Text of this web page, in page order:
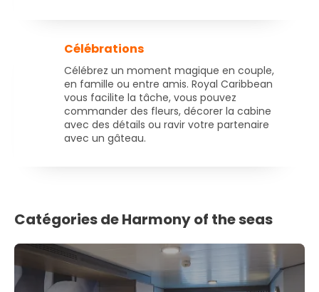
Célébrations
Célébrez un moment magique en couple,
en famille ou entre amis. Royal Caribbean
vous facilite la tâche, vous pouvez
commander des fleurs, décorer la cabine
avec des détails ou ravir votre partenaire
avec un gâteau.
Catégories de Harmony of the seas